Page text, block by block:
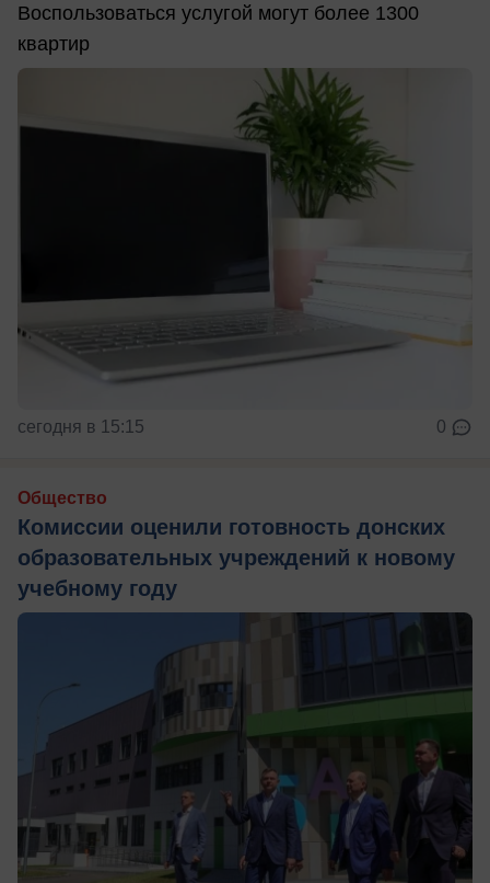
Воспользоваться услугой могут более 1300
квартир
сегодня в 15:15 0
Общество
Комиссии оценили готовность донских
образовательных учреждений к новому
учебному году